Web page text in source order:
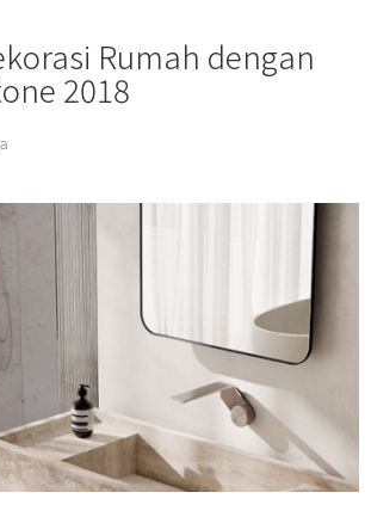
Rumah dengan
2018